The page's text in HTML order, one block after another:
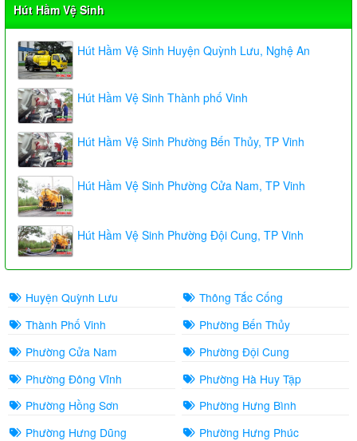
Hút Hầm Vệ Sinh
Hút Hầm Vệ Sinh Huyện Quỳnh Lưu, Nghệ An
Hút Hầm Vệ Sinh Thành phố Vinh
Hút Hầm Vệ Sinh Phường Bến Thủy, TP Vinh
Hút Hầm Vệ Sinh Phường Cửa Nam, TP Vinh
Hút Hầm Vệ Sinh Phường Đội Cung, TP Vinh
Huyện Quỳnh Lưu
Thông Tắc Cống
Thành Phố Vinh
Phường Bến Thủy
Phường Cửa Nam
Phường Đội Cung
Phường Đông Vĩnh
Phường Hà Huy Tập
Phường Hồng Sơn
Phường Hưng Bình
Phường Hưng Dũng
Phường Hưng Phúc